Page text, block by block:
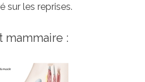
sur les reprises.
mammaire :